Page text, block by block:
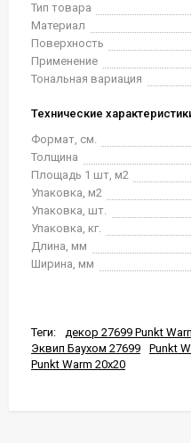
Тип товара
Материал
Поверхность
Применение
Тональная вариация
Технические
Формат, см.
Толщина
Площадь 1 шт, м2
Упаковка, м2
Упаковка, шт.
Упаковка, кг.
Длина, мм
Ширина, мм
Теги: декор 27699 Punkt
Эквип Баухом 27699
Punkt
Punkt Warm 20x20